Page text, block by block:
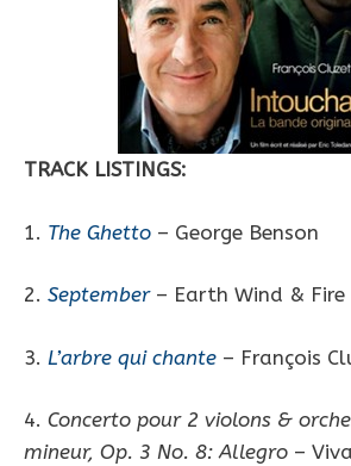
TRACK LISTINGS:
1. The Ghetto – George Benson
2. September – Earth Wind & Fire
3. L’arbre qui chante – François
4. Concerto pour 2 violons &
mineur, Op. 3 No. 8: Allegro –